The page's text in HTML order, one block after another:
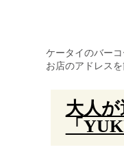
ケータイのバー
お店のアドレスを
大人
「